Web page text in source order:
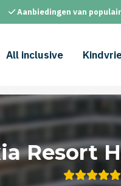
Aanbiedingen van
All inclusive
Resort